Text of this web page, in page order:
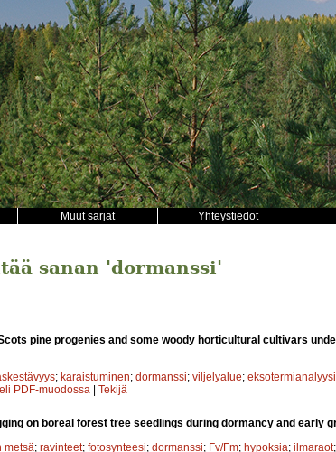
Muut sarjat Yhteystiedot
sanan 'dormanssi'
pine progenies and some woody horticultural cultivars
; karaistuminen; dormanssi; viljelyalue; eksotermianalyysi
PDF-muodossa | Tekijä
on boreal forest tree seedlings during dormancy and early
metsä; ravinteet; fotosynteesi; dormanssi; Fv/Fm; hypoksia; ilmaraot;